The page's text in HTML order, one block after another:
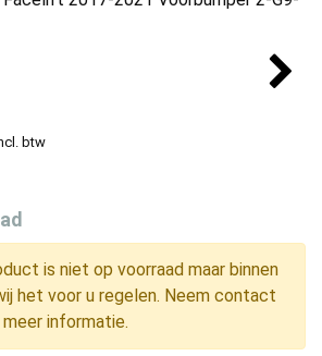
btw
is niet op voorraad maar binnen
het voor u regelen. Neem contact
informatie.